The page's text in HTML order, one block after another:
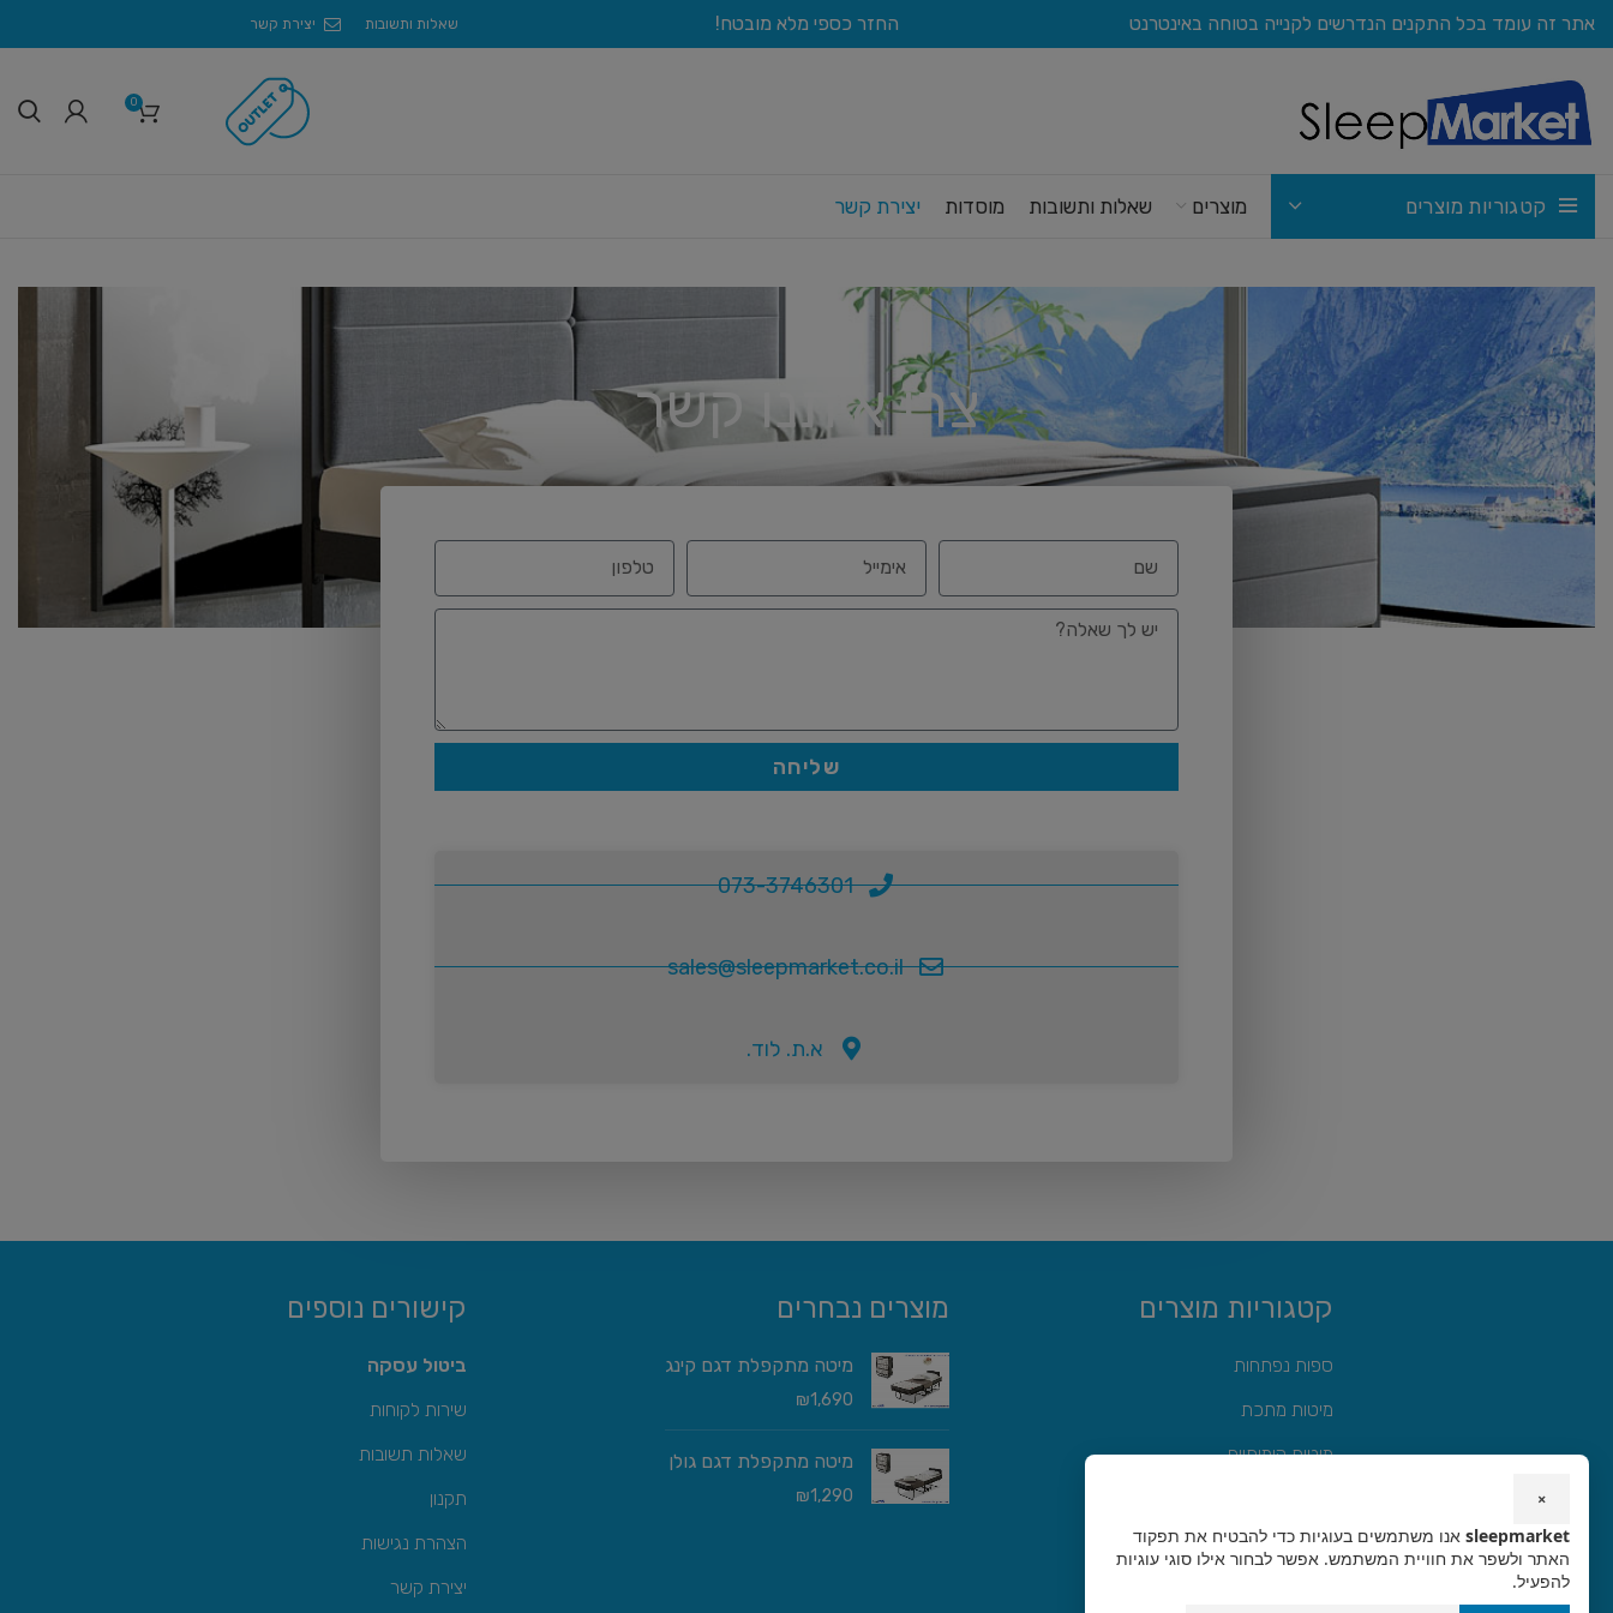
אתר זה עומד בכל התקנים הנדרשים לקנייה בטוחה באינטרנט החזר כספי מלא מובטח! שאלות ותשובות יצירת קשר
0
קטגוריות מוצרים מוצרים שאלות ותשובות מוסדות יצירת קשר
צרו איתנו קשר
שליחה
073-3746301
sales@sleepmarket.co.il
א.ת. לוד.
קטגוריות מוצרים
ספות נפתחות
מיטות מתכת
מיטות קומותיים
מיטות היי רייזר
מוצרים נבחרים
מיטה מתקפלת דגם קינג
₪1,690
מיטה מתקפלת דגם גולן
₪1,290
קישורים נוספים
ביטול עסקה
שירות לקוחות
שאלות תשובות
תקנון
הצהרת נגישות
יצירת קשר
×
sleepmarket אנו משתמשים בעוגיות כדי להבטיח את תפקוד
האתר ולשפר את חוויית המשתמש. אפשר לבחור אילו סוגי עוגיות
להפעיל.